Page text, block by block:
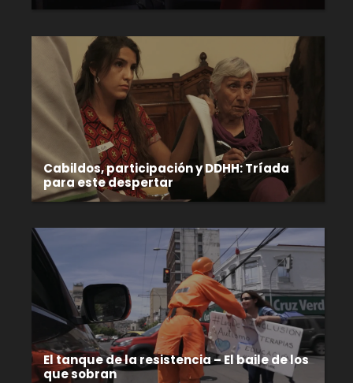
Cabildos, participación y DDHH: Tríada
para este despertar
El tanque de la resistencia – El baile de los
que sobran